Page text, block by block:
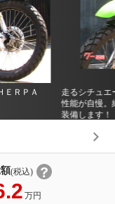
ＥＲＰＡ
走るシチュエ
性能が自慢。
装備します！
(税込)
万円